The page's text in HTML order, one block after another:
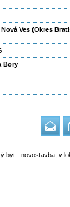
Ves (Okres
Bory
byt - novostavba, v